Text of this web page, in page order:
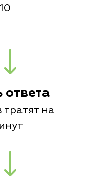
тратят на